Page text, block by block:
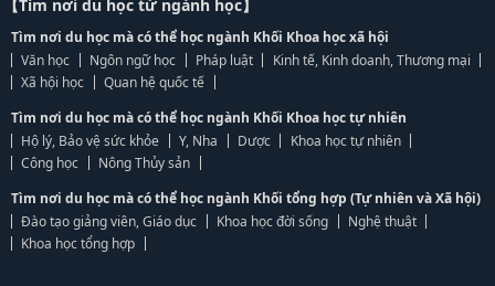
【Tìm nơi du học từ ngành học】
Tìm nơi du học mà có thể học ngành Khối Khoa học xã hội
Văn học
Ngôn ngữ học Pháp luật
Kinh tế, Kinh doanh, Thương mại
Xã hội học
Quan hệ quốc tế
Tìm nơi du học mà có thể học ngành Khối Khoa học tự nhiên
Hộ lý, Bảo vệ sức khỏe
Y, Nha Dược
Khoa học tự nhiên
Công học
Nông Thủy sản
Tìm nơi du học mà có thể học ngành Khối tổng hợp (Tự nhiên và Xã hội)
Đào tạo giảng viên, Giáo dục
Khoa học đời sống
Nghệ thuật
Khoa học tổng hợp